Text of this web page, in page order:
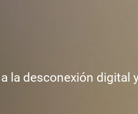
la desconexión digital